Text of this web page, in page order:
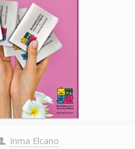
Inma Elcano